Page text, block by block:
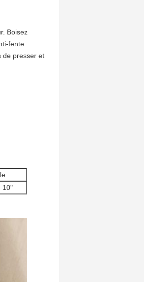
Boisez
fente
de presser et
10"